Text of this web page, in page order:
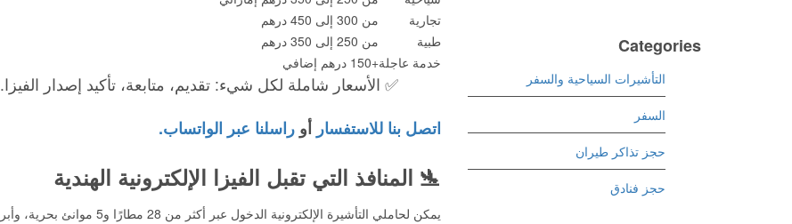
تجارية
من 300 إلى 450 درهم
طبية
من 250 إلى 350 درهم
خدمة عاجلة+150 درهم إضافي
✅ الأسعار شاملة لكل شيء: تقديم، متابعة، تأكيد إصدار الفيزا.
اتصل بنا للاستفسار أوراسلنا عبر الواتساب.
🛬 المنافذ التي تقبل الفيزا الإلكترونية الهندية
يمكن لحاملي التأشيرة الإلكترونية الدخول عبر أكثر من 28 مطارًا و5 موانئ بحرية، وأبرزها:
Categories
التأشيرات السياحية والسفر
السفر
حجز تذاكر طيران
حجز فنادق